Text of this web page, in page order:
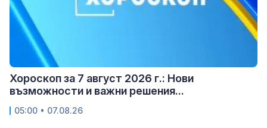
Хороскоп за 7 август 2026 г.: Нови
възможности и важни решения...
05:00 • 07.08.26